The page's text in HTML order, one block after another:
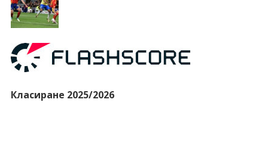
Класиране 2025/2026